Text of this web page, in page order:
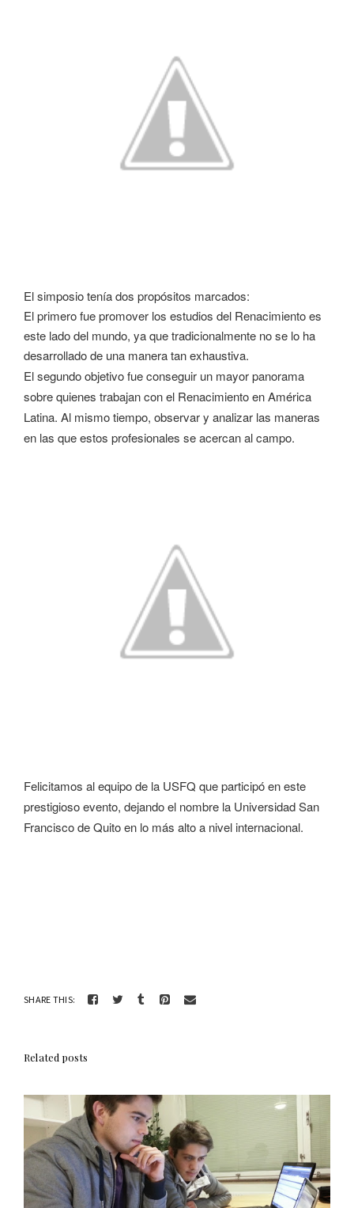
El simposio tenía dos propósitos marcados:
El primero fue promover los estudios del Renacimiento es
este lado del mundo, ya que tradicionalmente no se lo ha
desarrollado de una manera tan exhaustiva.
El segundo objetivo fue conseguir un mayor panorama
sobre quienes trabajan con el Renacimiento en América
Latina. Al mismo tiempo, observar y analizar las maneras
en las que estos profesionales se acercan al campo.
Felicitamos al equipo de la USFQ que participó en este
prestigioso evento, dejando el nombre la Universidad San
Francisco de Quito en lo más alto a nivel internacional.
SHARE THIS:
Related posts